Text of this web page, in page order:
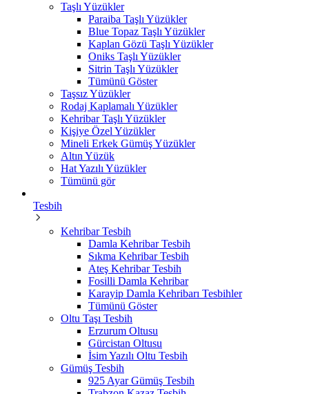
Taşlı Yüzükler
Paraiba Taşlı Yüzükler
Blue Topaz Taşlı Yüzükler
Kaplan Gözü Taşlı Yüzükler
Oniks Taşlı Yüzükler
Sitrin Taşlı Yüzükler
Tümünü Göster
Taşsız Yüzükler
Rodaj Kaplamalı Yüzükler
Kehribar Taşlı Yüzükler
Kişiye Özel Yüzükler
Mineli Erkek Gümüş Yüzükler
Altın Yüzük
Hat Yazılı Yüzükler
Tümünü gör
Tesbih
Kehribar Tesbih
Damla Kehribar Tesbih
Sıkma Kehribar Tesbih
Ateş Kehribar Tesbih
Fosilli Damla Kehribar
Karayip Damla Kehribarı Tesbihler
Tümünü Göster
Oltu Taşı Tesbih
Erzurum Oltusu
Gürcistan Oltusu
İsim Yazılı Oltu Tesbih
Gümüş Tesbih
925 Ayar Gümüş Tesbih